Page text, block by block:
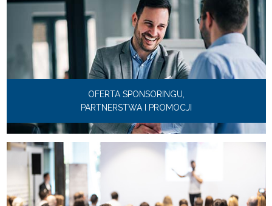
OFERTA SPONSORINGU,
PARTNERSTWA I PROMOCJI